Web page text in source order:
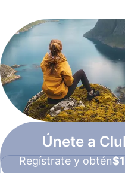
Únete a
Regístrate y obtén